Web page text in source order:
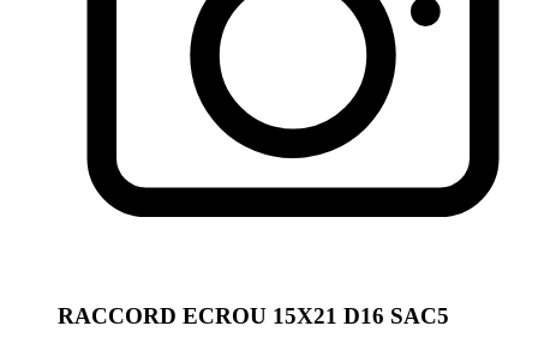
RACCORD ECROU 15X21 D16 SAC5